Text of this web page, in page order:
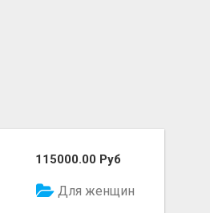
115000.00 Руб
Для женщин